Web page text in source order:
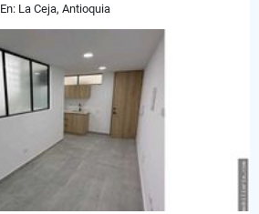
En: La Ceja, Antioquia